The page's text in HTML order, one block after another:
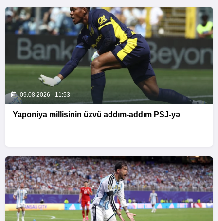
09.08.2026 - 11:53
Yaponiya millisinin üzvü addım-addım PSJ-yə